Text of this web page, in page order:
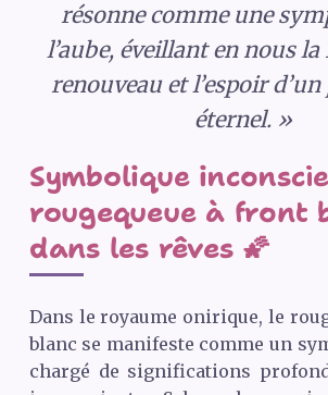
résonne comme une
l’aube, éveillant en nous
renouveau et l’espoir
éternel. »
Symbolique
rougequeue à front
dans les rêves 🌠
Dans le royaume onirique, le
blanc se manifeste comme un
chargé de significations